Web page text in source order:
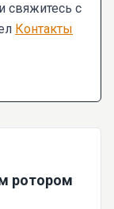
свяжитесь с
Контакты
ротором